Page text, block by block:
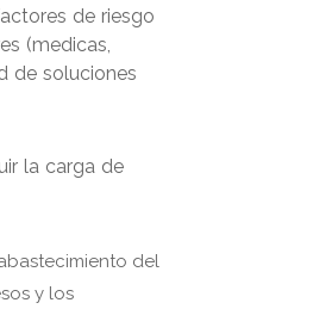
de riesgo
(medicas,
de soluciones
la carga de
del
y los